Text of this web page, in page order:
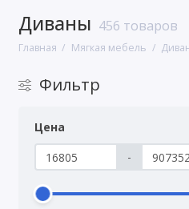
Диваны 456 товаров
Главная Мягкая мебель
Фильтр
Цена
-